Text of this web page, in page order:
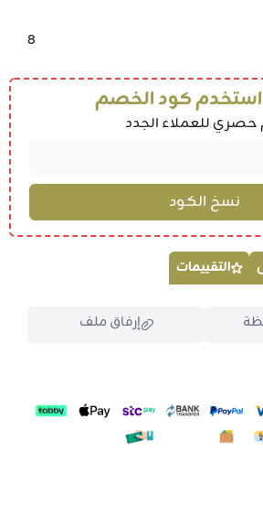
8
كود الخصم
للعملاء الجدد
التقييمات
إرفاق ملف
و افلت الملف هنا
استعراض